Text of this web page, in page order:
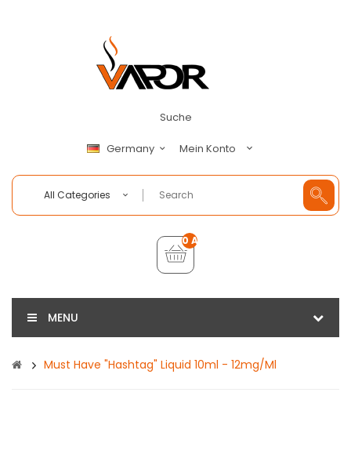
Suche
Germany Mein Konto
All Categories
0 Artikel - €0,00
MENU
Must Have "Hashtag" Liquid 10ml - 12mg/ml